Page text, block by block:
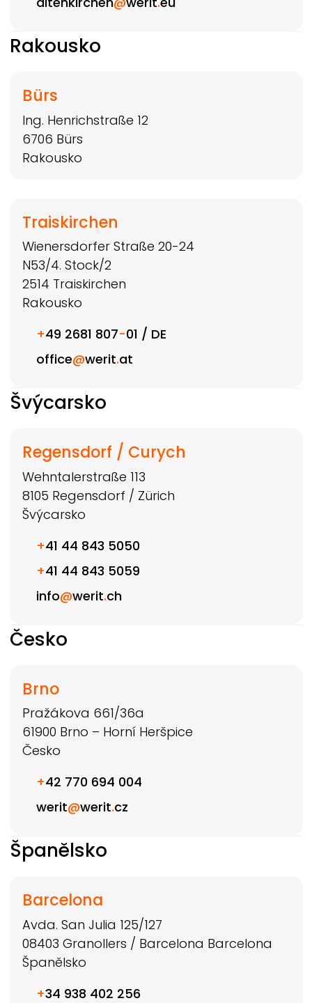
Rakousko
Bürs
Ing. Henrichstraße 12
6706 Bürs
Rakousko
Traiskirchen
Wienersdorfer Straße 20-24
N53/4. Stock/2
2514 Traiskirchen
Rakousko
+49 2681 807-01 / DE
office@werit.at
Švýcarsko
Regensdorf / Curych
Wehntalerstraße 113
8105 Regensdorf / Zürich
Švýcarsko
+41 44 843 5050
+41 44 843 5059
info@werit.ch
Česko
Brno
Pražákova 661/36a
61900 Brno – Horní Heršpice
Česko
+42 770 694 004
werit@werit.cz
Španělsko
Barcelona
Avda. San Julia 125/127
08403 Granollers / Barcelona Barcelona
Španělsko
+34 938 402 256